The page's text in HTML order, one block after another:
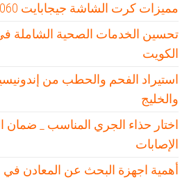
مميزات كرت الشاشة جيجابايت RTX 5060
تحسين الخدمات الصحية الشاملة
الكويت
استيراد الفحم والحطب من
والخليج
اختار حذاء الجري المناسب _ ضمان
الإصابات
أهمية اجهزة البحث عن المعادن